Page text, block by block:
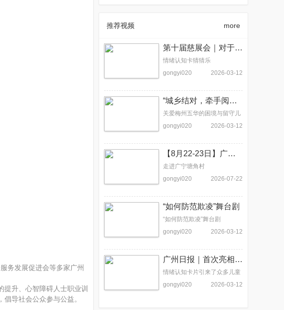
务发展促进会等多家广州
升、心智障碍人士职业训
导社会公众参与公益。
推荐视频 more
第十届慈展会｜对于情绪表达，他们这样说！
情绪认知卡猜猜乐
gongyi020
2026-03-12
“城乡结对，牵手阅读”志愿者走进梅州五华
关爱梅州五华的困境与留守儿
gongyi020 2026-03-12
【8月22-23日】广宁关爱留守儿童公益活动招募
走进广宁塘角村
gongyi020
2026-07-22
“如何防范欺凌”舞台剧
“如何防范欺凌”舞台剧
gongyi020
2026-03-12
广州日报｜首次亮相慈善展会，这套儿童情绪卡片火了！
情绪认知卡片引来了众多儿童
和家长的关注
gongyi020 2026-03-12